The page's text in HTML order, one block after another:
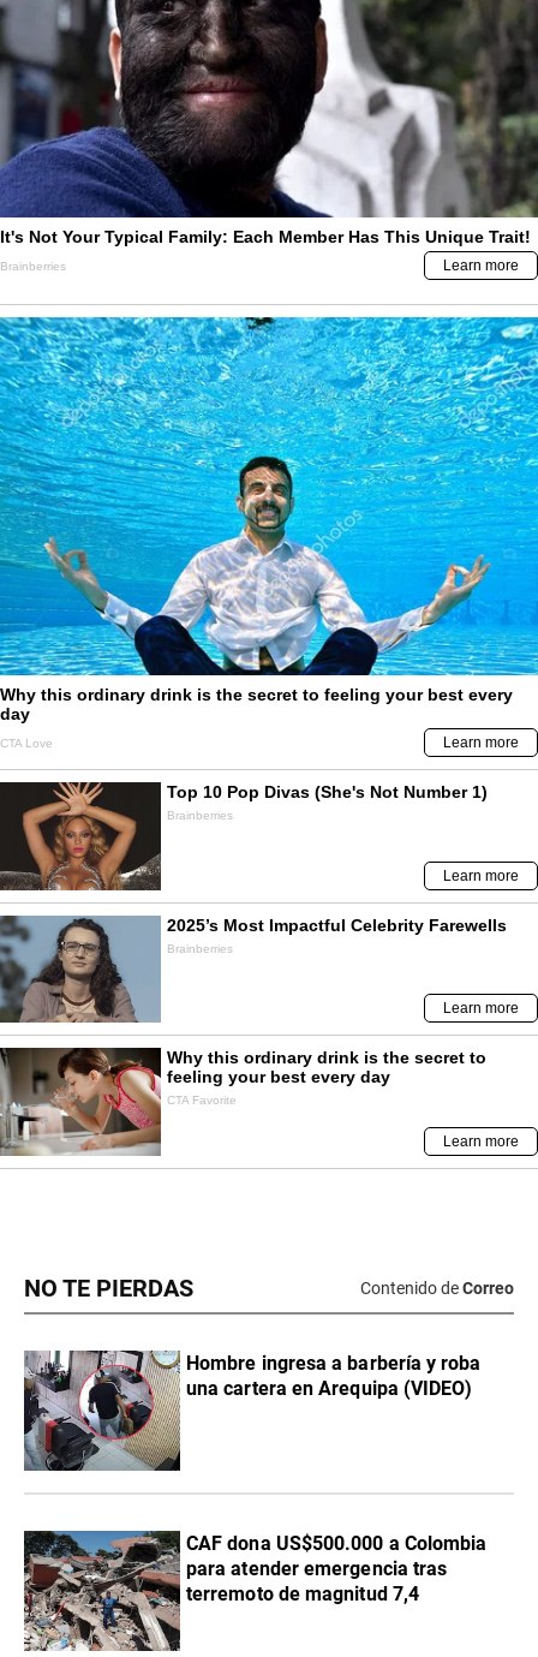
NO TE PIERDAS Contenido deCorreo
Hombre ingresa a barbería y roba
una cartera en Arequipa (VIDEO)
CAF dona US$500.000 a Colombia
para atender emergencia tras
terremoto de magnitud 7,4